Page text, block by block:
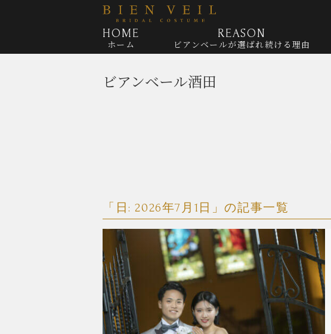
HOME
ホーム
REASON
ビアンベールが選ばれ続ける理由
ビアンベール酒田
「日:2026年7月1日 」の記事一覧